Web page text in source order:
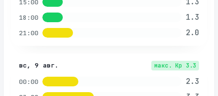
15:00
18:00 1.3
21:00 2.0
вс, 9 авг. макс. Kp 3.3
00:00 2.3